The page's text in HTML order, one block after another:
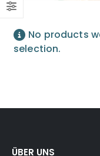
No products
selection.
ÜBER UNS